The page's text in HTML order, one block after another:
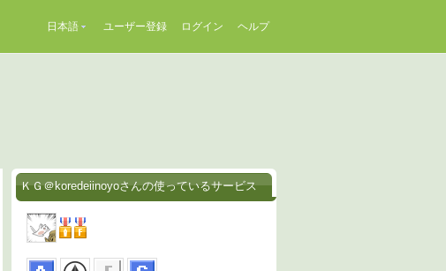
日本語 ユーザー登録 ログイン ヘルプ
ＫＧ＠koredeiinoyoさんの使っているサービス